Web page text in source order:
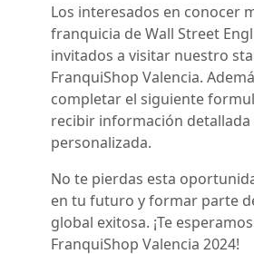
Los interesados en conocer
franquicia de Wall Street
invitados a visitar nuestro
FranquiShop Valencia.
completar el siguiente
recibir información detallada
personalizada.
No te pierdas esta
en tu futuro y formar parte
global exitosa. ¡Te
FranquiShop Valencia 2024!